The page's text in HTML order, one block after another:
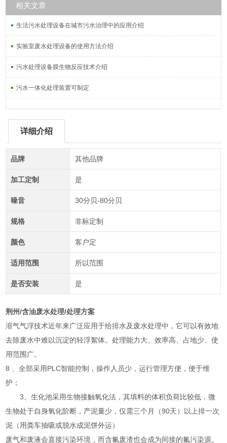
相关文章
生活污水处理设备在城市污水治理中的应用介绍
实验室废水处理设备的使用方法介绍
污水处理设备膜生物反应技术介绍
污水一体化处理装置可制定
详细介绍
品牌 其他品牌
加工定制 是
噪音 30分贝-80分贝
规格 非标定制
颜色 客户定
适用范围 所以范围
是否安装 是
荆州/含油废水处理/处理方案
溶气气浮技术近年来广泛应用于给排水及废水处理中，它可以有效地
去除废水中难以沉淀的轻浮絮体。处理能力大、效率高、占地少、使
用范围广。
8 、全部采用PLC智能控制，操作人员少，运行管理方便，便于维
护；
3、生化池采用生物接触氧化法，其填料的体积负荷比较低，微
生物处于自身氧化阶断，产泥量少，仅需三个月（90天）以上排一次
泥（用粪车抽吸或脱水成泥饼外运）
废气和废液会直接污染环境，而含氟废渣也会成为间接的氟污染源。